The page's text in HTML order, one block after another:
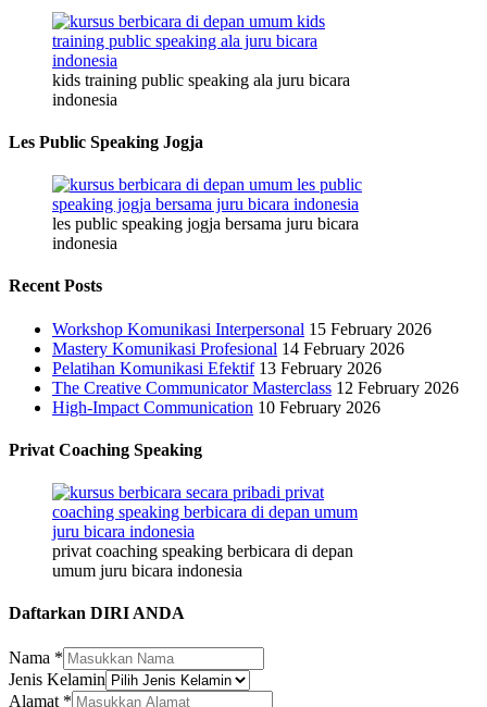
kids training public speaking ala juru bicara
indonesia
Les Public Speaking Jogja
les public speaking jogja bersama juru bicara
indonesia
Recent Posts
Workshop Komunikasi Interpersonal 15 February 2026
Mastery Komunikasi Profesional 14 February 2026
Pelatihan Komunikasi Efektif 13 February 2026
The Creative Communicator Masterclass 12 February 2026
High-Impact Communication 10 February 2026
Privat Coaching Speaking
privat coaching speaking berbicara di depan
umum juru bicara indonesia
Daftarkan DIRI ANDA
Kelamin
Nama
Email
Nama *
Jenis Kelamin
Alamat *